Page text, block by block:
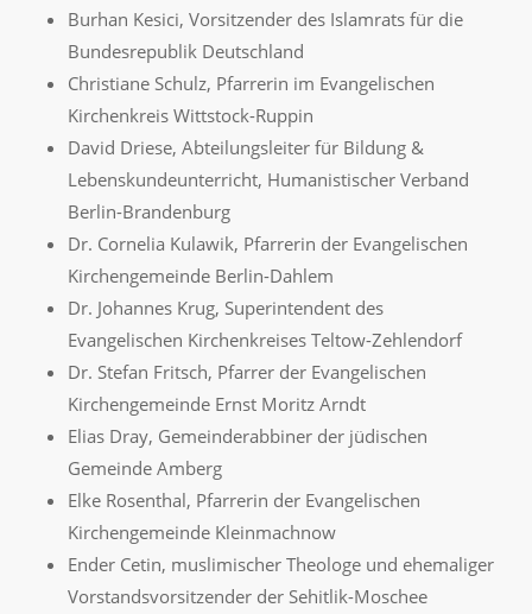
Burhan Kesici, Vorsitzender des Islamrats für die
Bundesrepublik Deutschland
Christiane Schulz, Pfarrerin im Evangelischen
Kirchenkreis Wittstock-Ruppin
David Driese, Abteilungsleiter für Bildung &
Lebenskundeunterricht, Humanistischer Verband
Berlin-Brandenburg
Dr. Cornelia Kulawik, Pfarrerin der Evangelischen
Kirchengemeinde Berlin-Dahlem
Dr. Johannes Krug, Superintendent des
Evangelischen Kirchenkreises Teltow-Zehlendorf
Dr. Stefan Fritsch, Pfarrer der Evangelischen
Kirchengemeinde Ernst Moritz Arndt
Elias Dray, Gemeinderabbiner der jüdischen
Gemeinde Amberg
Elke Rosenthal, Pfarrerin der Evangelischen
Kirchengemeinde Kleinmachnow
Ender Cetin, muslimischer Theologe und ehemaliger
Vorstandsvorsitzender der Sehitlik-Moschee